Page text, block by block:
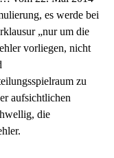
es werde bei
„nur um die
vorliegen, nicht
zu
aufsichtlichen
die